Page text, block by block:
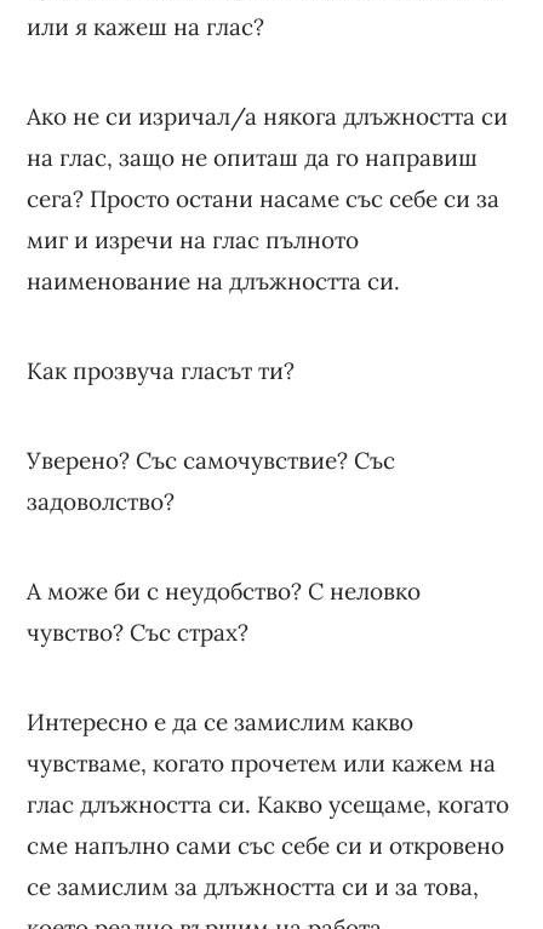
или я кажеш на глас?
Ако не си изричал/а някога длъжността си
на глас, защо не опиташ да го направиш
сега? Просто остани насаме със себе си за
миг и изречи на глас пълното
наименование на длъжността си.
Как прозвуча гласът ти?
Уверено? Със самочувствие? Със
задоволство?
А може би с неудобство? С неловко
чувство? Със страх?
Интересно е да се замислим какво
чувстваме, когато прочетем или кажем на
глас длъжността си. Какво усещаме, когато
сме напълно сами със себе си и откровено
се замислим за длъжността си и за това,